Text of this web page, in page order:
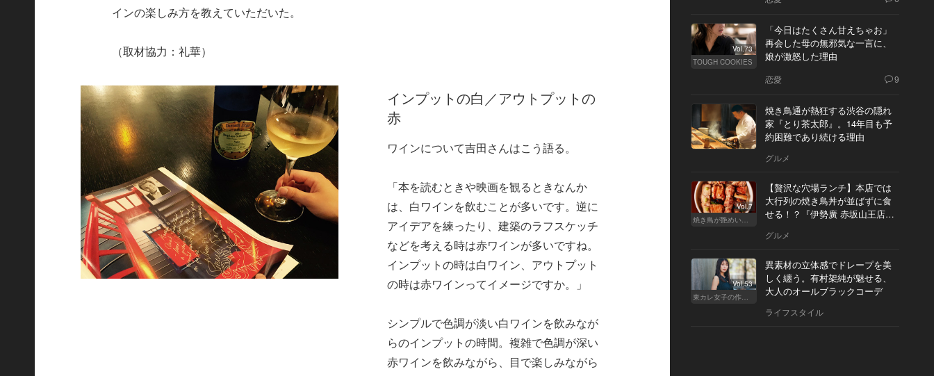
インの楽しみ方を教えていただいた。
（取材協力：礼華）
インプットの白／アウトプットの
赤
ワインについて吉田さんはこう語る。
「本を読むときや映画を観るときなんか
は、白ワインを飲むことが多いです。逆に
アイデアを練ったり、建築のラフスケッチ
などを考える時は赤ワインが多いですね。
インプットの時は白ワイン、アウトプット
の時は赤ワインってイメージですか。」
シンプルで色調が淡い白ワインを飲みなが
らのインプットの時間。複雑で色調が深い
赤ワインを飲みながら、目で楽しみながら
Vol.73
TOUGH COOKIES
「今日はたくさん甘えちゃお」
再会した母の無邪気な一言に、
娘が激怒した理由
恋愛 9
焼き鳥通が熱狂する渋谷の隠れ
家『とり茶太郎』。14年目も予
約困難であり続ける理由
グルメ
Vol.7
焼き鳥が艶めいてきた
【贅沢な穴場ランチ】本店では
大行列の焼き鳥丼が並ばずに食
せる！？『伊勢廣 赤坂山王店』
グルメ
Vol.53
東カレ女子の作り方
異素材の立体感でドレープを美
しく纏う。有村架純が魅せる、
大人のオールブラックコーデ
ライフスタイル